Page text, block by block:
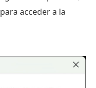
para acceder a la